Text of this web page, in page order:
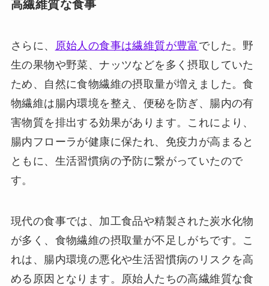
高繊維質な食事
さらに、 原始人の食事は繊維質が豊富 でした。野
生の果物や野菜、ナッツなどを多く摂取していた
ため、自然に食物繊維の摂取量が増えました。食
物繊維は腸内環境を整え、便秘を防ぎ、腸内の有
害物質を排出する効果があります。これにより、
腸内フローラが健康に保たれ、免疫力が高まると
ともに、生活習慣病の予防に繋がっていたので
す。
現代の食事では、加工食品や精製された炭水化物
が多く、食物繊維の摂取量が不足しがちです。こ
れは、腸内環境の悪化や生活習慣病のリスクを高
める原因となります。原始人たちの高繊維質な食